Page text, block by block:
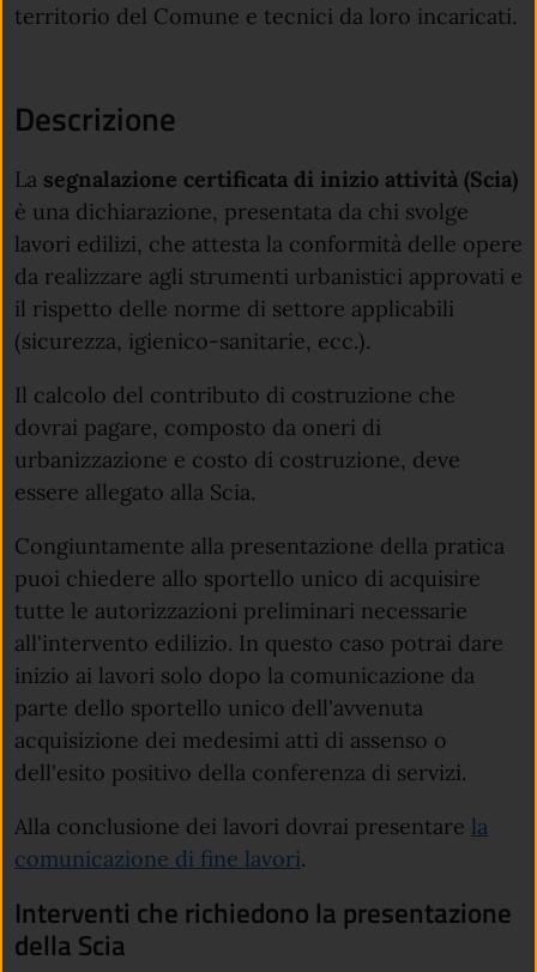
territorio del Comune e tecnici da loro incaricati.
Descrizione
La segnalazione certificata di inizio attività (Scia)
è una dichiarazione, presentata da chi svolge
lavori edilizi, che attesta la conformità delle opere
da realizzare agli strumenti urbanistici approvati e
il rispetto delle norme di settore applicabili
(sicurezza, igienico-sanitarie, ecc.).
Il calcolo del contributo di costruzione che
dovrai pagare, composto da oneri di
urbanizzazione e costo di costruzione, deve
essere allegato alla Scia.
Congiuntamente alla presentazione della pratica
puoi chiedere allo sportello unico di acquisire
tutte le autorizzazioni preliminari necessarie
all'intervento edilizio. In questo caso potrai dare
inizio ai lavori solo dopo la comunicazione da
parte dello sportello unico dell'avvenuta
acquisizione dei medesimi atti di assenso o
dell'esito positivo della conferenza di servizi.
Alla conclusione dei lavori dovrai presentare la
comunicazione di fine lavori.
Interventi che richiedono la presentazione
della Scia